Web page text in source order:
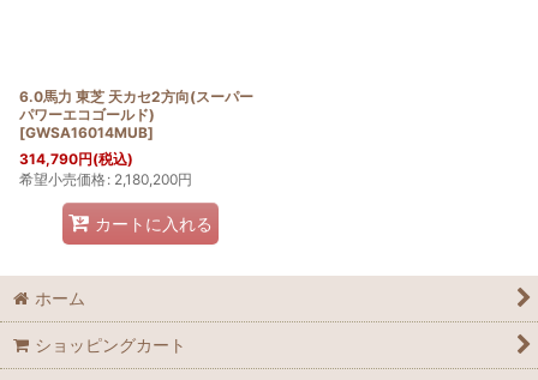
6.0馬力 東芝 天カセ2方向(スーパー
パワーエコゴールド)
[GWSA16014MUB]
314,790円(税込)
希望小売価格: 2,180,200円
カートに入れる
ホーム
ショッピングカート